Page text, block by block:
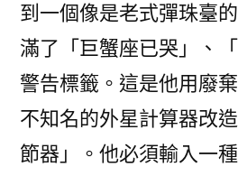
到一個像是老式彈珠臺
滿了「巨蟹座已哭」、
警告標籤。這是他用廢
不知名的外星計算器改
節器」。他必須輸入一